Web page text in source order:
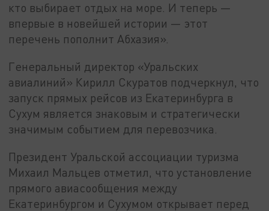
кто выбирает отдых на море. И теперь —
впервые в новейшей истории — этот
перечень пополнит Абхазия».
Генеральный директор «Уральских
авиалиний» Кирилл Скуратов подчеркнул, что
запуск прямых рейсов из Екатеринбурга в
Сухум является знаковым и стратегически
значимым событием для перевозчика.
Президент Уральской ассоциации туризма
Михаил Мальцев отметил, что установление
прямого авиасообщения между
Екатеринбургом и Сухумом открывает перед